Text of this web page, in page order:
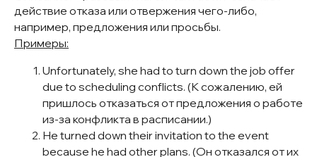
действие отказа или отвержения чего-либо,
например, предложения или просьбы.
Примеры:
Unfortunately, she had to turn down the job offer
due to scheduling conflicts. (К сожалению, ей
пришлось отказаться от предложения о работе
из-за конфликта в расписании.)
He turned down their invitation to the event
because he had other plans. (Он отказался от их